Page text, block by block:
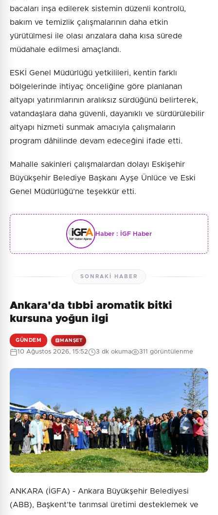
bacaları inşa edilerek sistemin düzenli kontrolü,
bakım ve temizlik çalışmalarının daha etkin
yürütülmesi ile olası arızalara daha kısa sürede
müdahale edilmesi amaçlandı.
ESKİ Genel Müdürlüğü yetkilileri, kentin farklı
bölgelerinde ihtiyaç önceliğine göre planlanan
altyapı yatırımlarının aralıksız sürdüğünü belirterek,
vatandaşlara daha güvenli, dayanıklı ve sürdürülebilir
altyapı hizmeti sunmak amacıyla çalışmaların
program dâhilinde devam edeceğini ifade etti.
Mahalle sakinleri çalışmalardan dolayı Eskişehir
Büyükşehir Belediye Başkanı Ayşe Ünlüce ve Eski
Genel Müdürlüğü’ne teşekkür etti.
Haber : İGF Haber
SONRAKI HABER
Ankara'da tıbbi aromatik bitki
kursuna yoğun ilgi
GÜNDEM MANŞET
10 Ağustos 2026, 15:52 3 dk okuma 311 görüntülenme
ANKARA (İGFA) - Ankara Büyükşehir Belediyesi
(ABB), Başkent’te tarımsal üretimi desteklemek ve